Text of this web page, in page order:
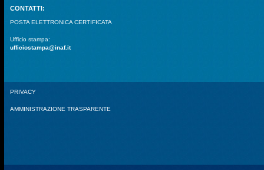
CONTATTI:
POSTA ELETTRONICA CERTIFICATA
Ufficio stampa:
ufficiostampa@inaf.it
PRIVACY
AMMINISTRAZIONE TRASPARENTE